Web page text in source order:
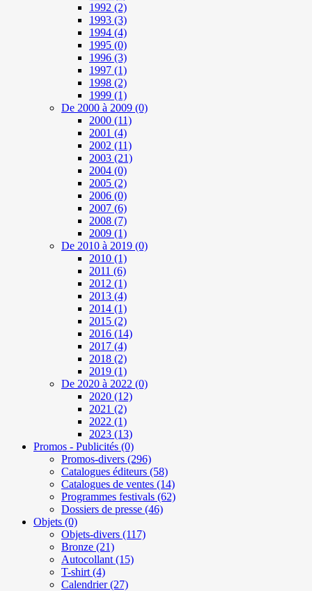
1992 (2)
1993 (3)
1994 (4)
1995 (0)
1996 (3)
1997 (1)
1998 (2)
1999 (1)
De 2000 à 2009 (0)
2000 (11)
2001 (4)
2002 (11)
2003 (21)
2004 (0)
2005 (2)
2006 (0)
2007 (6)
2008 (7)
2009 (1)
De 2010 à 2019 (0)
2010 (1)
2011 (6)
2012 (1)
2013 (4)
2014 (1)
2015 (2)
2016 (14)
2017 (4)
2018 (2)
2019 (1)
De 2020 à 2022 (0)
2020 (12)
2021 (2)
2022 (1)
2023 (13)
Promos - Publicités (0)
Promos-divers (296)
Catalogues éditeurs (58)
Catalogues de ventes (14)
Programmes festivals (62)
Dossiers de presse (46)
Objets (0)
Objets-divers (117)
Bronze (21)
Autocollant (15)
T-shirt (4)
Calendrier(27)